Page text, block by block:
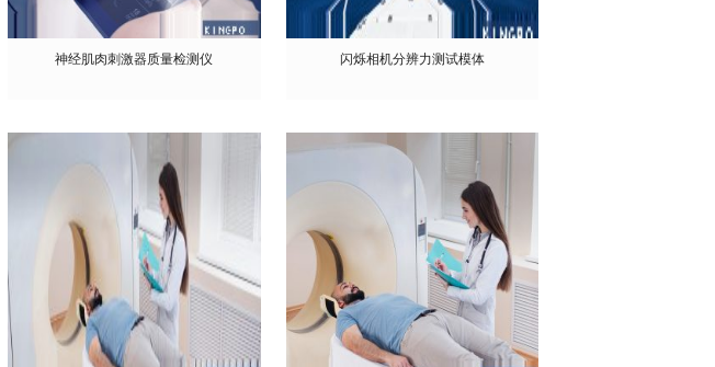
神经肌肉刺激器质量检测仪 闪烁相机分辨力测试模体